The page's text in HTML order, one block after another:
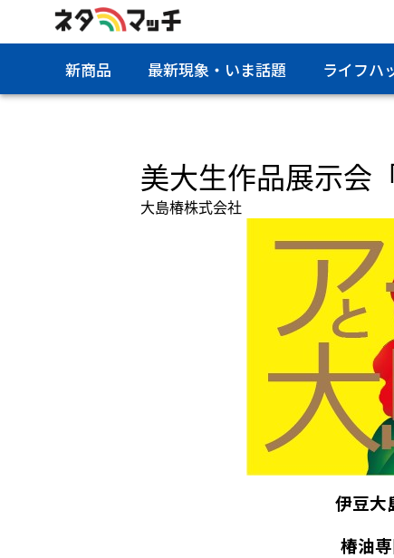
新商品 最新現象・いま話題 ライフハ
美大生作品展示会
大島椿株式会社
伊豆大
椿油